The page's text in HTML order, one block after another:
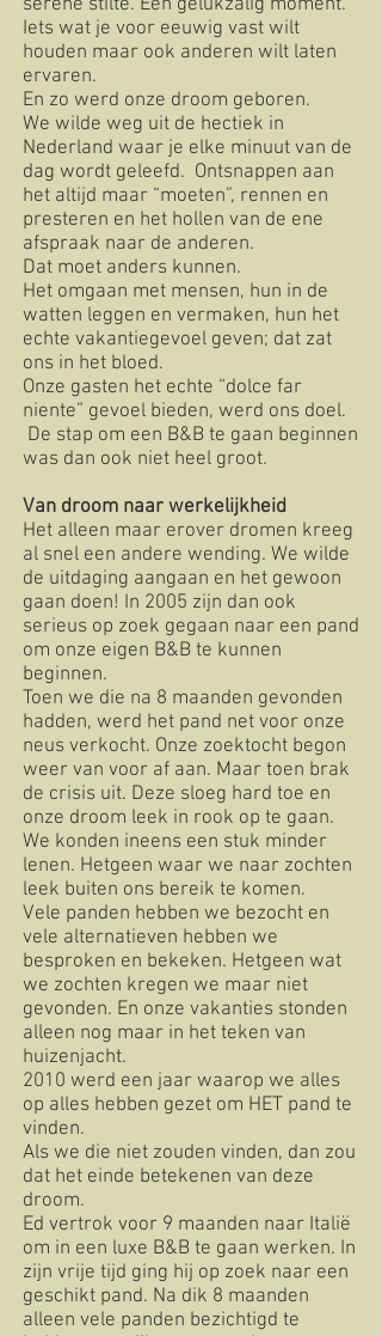
serene stilte. Een gelukzalig moment.
Iets wat je voor eeuwig vast wilt
houden maar ook anderen wilt laten
ervaren.
En zo werd onze droom geboren.
We wilde weg uit de hectiek in
Nederland waar je elke minuut van de
dag wordt geleefd. Ontsnappen aan
het altijd maar “moeten”, rennen en
presteren en het hollen van de ene
afspraak naar de anderen.
Dat moet anders kunnen.
Het omgaan met mensen, hun in de
watten leggen en vermaken, hun het
echte vakantiegevoel geven; dat zat
ons in het bloed.
Onze gasten het echte “dolce far
niente” gevoel bieden, werd ons doel.
De stap om een B&B te gaan beginnen
was dan ook niet heel groot.
Van droom naar werkelijkheid
Het alleen maar erover dromen kreeg
al snel een andere wending. We wilde
de uitdaging aangaan en het gewoon
gaan doen! In 2005 zijn dan ook
serieus op zoek gegaan naar een pand
om onze eigen B&B te kunnen
beginnen.
Toen we die na 8 maanden gevonden
hadden, werd het pand net voor onze
neus verkocht. Onze zoektocht begon
weer van voor af aan. Maar toen brak
de crisis uit. Deze sloeg hard toe en
onze droom leek in rook op te gaan.
We konden ineens een stuk minder
lenen. Hetgeen waar we naar zochten
leek buiten ons bereik te komen.
Vele panden hebben we bezocht en
vele alternatieven hebben we
besproken en bekeken. Hetgeen wat
we zochten kregen we maar niet
gevonden. En onze vakanties stonden
alleen nog maar in het teken van
huizenjacht.
2010 werd een jaar waarop we alles
op alles hebben gezet om HET pand te
vinden.
Als we die niet zouden vinden, dan zou
dat het einde betekenen van deze
droom.
Ed vertrok voor 9 maanden naar Italië
om in een luxe B&B te gaan werken. In
zijn vrije tijd ging hij op zoek naar een
geschikt pand. Na dik 8 maanden
alleen vele panden bezichtigd te